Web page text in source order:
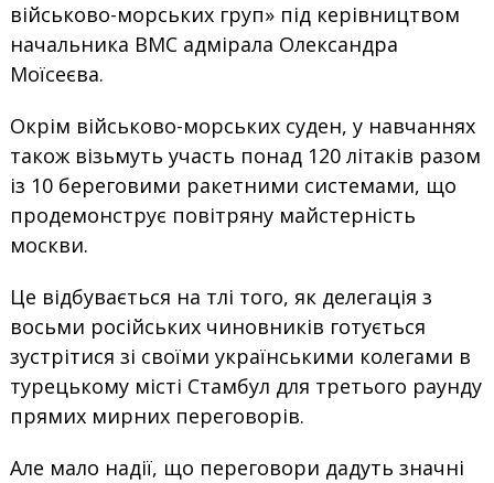
військово-морських груп» під керівництвом
начальника ВМС адмірала Олександра
Моїсеєва.
Окрім військово-морських суден, у навчаннях
також візьмуть участь понад 120 літаків разом
із 10 береговими ракетними системами, що
продемонструє повітряну майстерність
москви.
Це відбувається на тлі того, як делегація з
восьми російських чиновників готується
зустрітися зі своїми українськими колегами в
турецькому місті Стамбул для третього раунду
прямих мирних переговорів.
Але мало надії, що переговори дадуть значні